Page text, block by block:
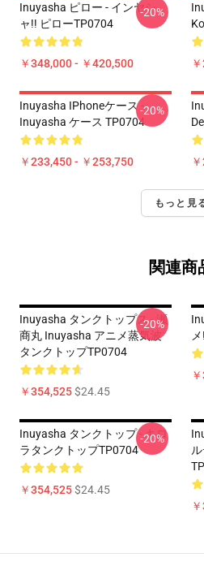
Inuyasha ピロー - インヤシ
ャ!! ピローTP0704
￥348,000 - ￥420,500
-20%
Inuyasha IPhoneケース -
Inuyasha ケース TP0704
￥233,450 - ￥253,750
-20%
もっと見
関連商
Inuyasha タンクトップス - 瀬
商丸 Inuyasha アニメ蒸気波
タンクトップTP0704
￥354,525$24.45
-20%
Inuyasha タンクトップ - キロ
ラタンクトップTP0704
￥354,525$24.45
-20%